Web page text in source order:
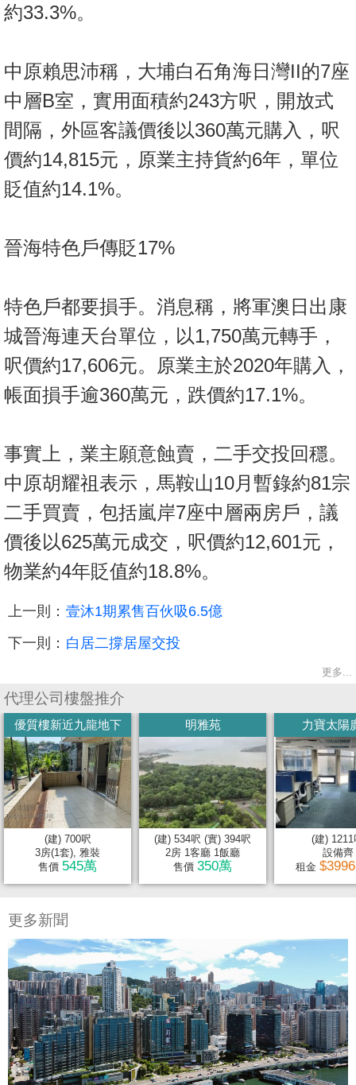
約33.3%。
中原賴思沛稱，大埔白石角海日灣II的7座
中層B室，實用面積約243方呎，開放式
間隔，外區客議價後以360萬元購入，呎
價約14,815元，原業主持貨約6年，單位
貶值約14.1%。
晉海特色戶傳貶17%
特色戶都要損手。消息稱，將軍澳日出康
城晉海連天台單位，以1,750萬元轉手，
呎價約17,606元。原業主於2020年購入，
帳面損手逾360萬元，跌價約17.1%。
事實上，業主願意蝕賣，二手交投回穩。
中原胡耀祖表示，馬鞍山10月暫錄約81宗
二手買賣，包括嵐岸7座中層兩房戶，議
價後以625萬元成交，呎價約12,601元，
物業約4年貶值約18.8%。
上一則： 壹沐1期累售百伙吸6.5億
下一則： 白居二撐居屋交投
更多...
代理公司樓盤推介
優質樓新近九龍地下
(建) 700呎
3房(1套), 雅裝
售價 545萬
明雅苑
(建) 534呎 (實) 394呎
2房 1客廳 1飯廳
售價 350萬
力寶太陽
(建) 1211
設備齊
租金
更多新聞